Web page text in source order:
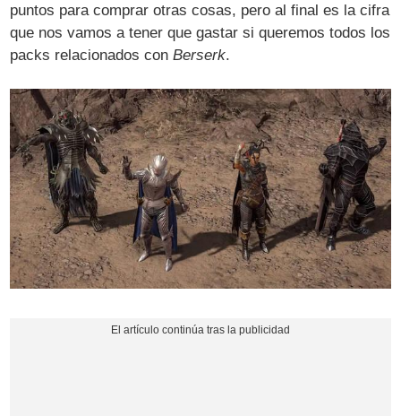
puntos para comprar otras cosas, pero al final es la cifra
que nos vamos a tener que gastar si queremos todos los
packs relacionados conBerserk.